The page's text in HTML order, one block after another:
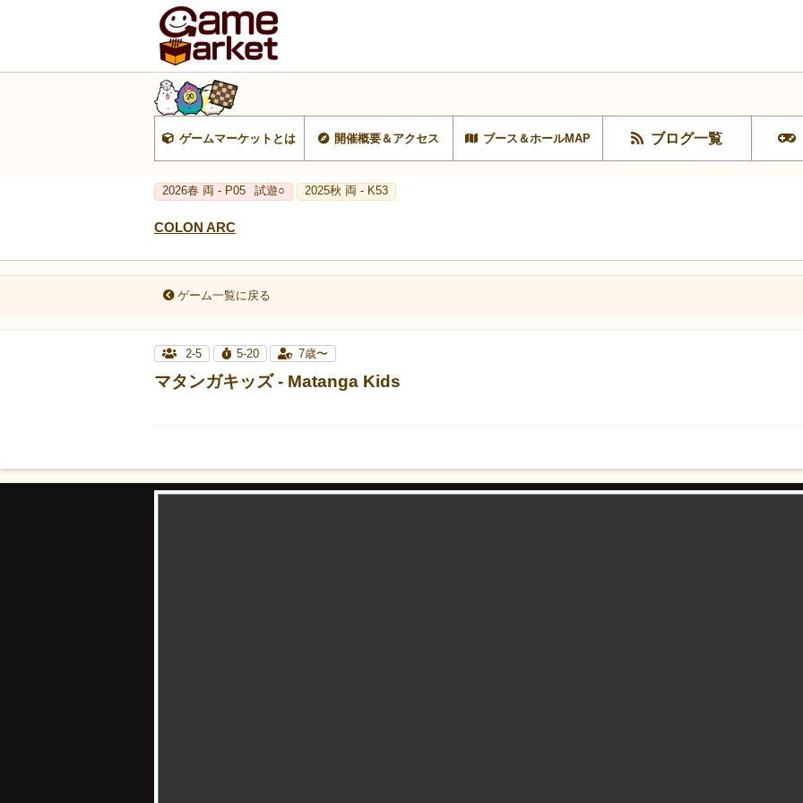
ゲームマーケットとは 開催概要＆アクセス ブース＆ホールMAP ブログ一覧
2026春 両 - P05 試遊○ 2025秋 両 - K53
COLON ARC
ゲーム一覧に戻る
2-5 5-20 7歳〜
マタンガキッズ - Matanga Kids